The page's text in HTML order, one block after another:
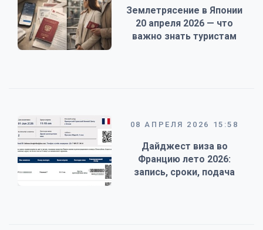
Землетрясение в Японии
20 апреля 2026 — что
важно знать туристам
08 АПРЕЛЯ 2026 15:58
Дайджест виза во
Францию лето 2026:
запись, сроки, подача